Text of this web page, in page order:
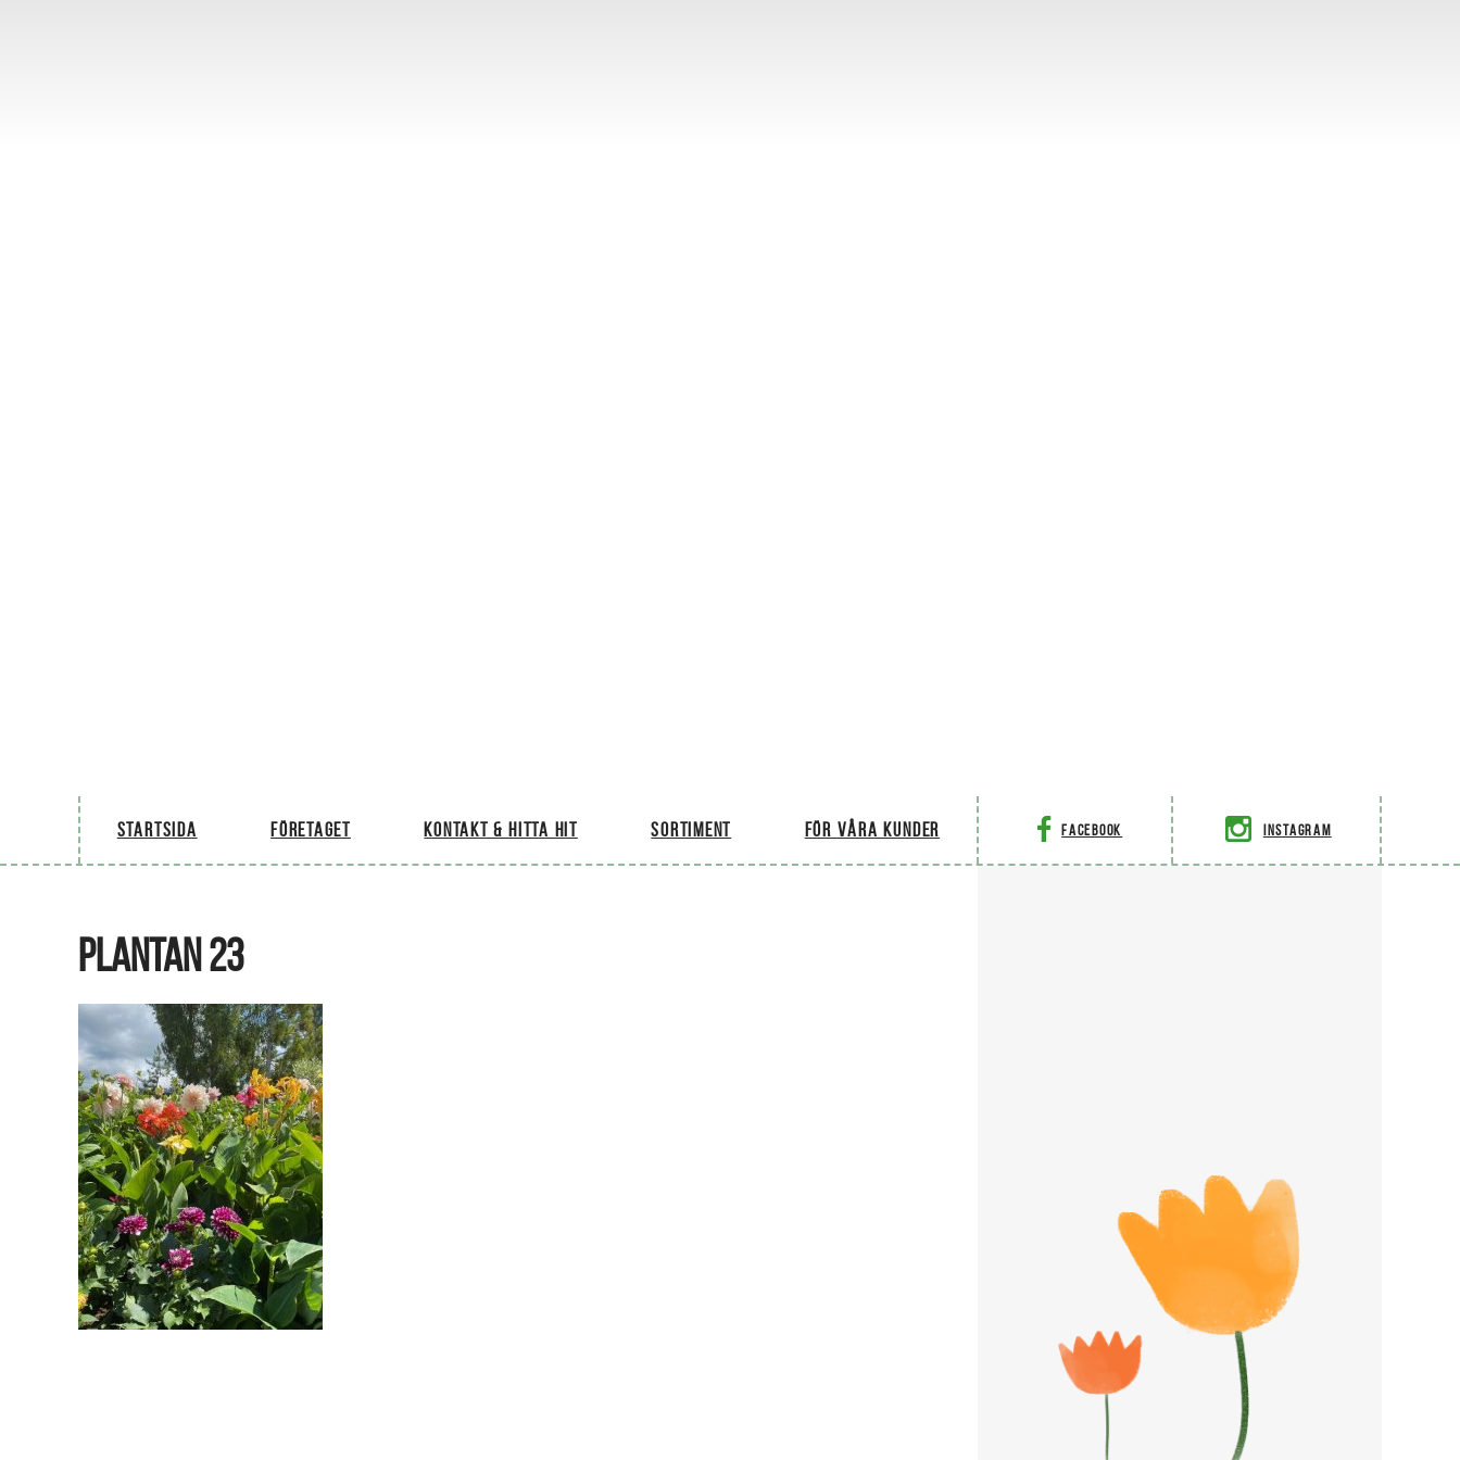
Startsida Företaget Kontakt & hitta hit Sortiment För våra kunder Facebook Instagram
PLANTAN 23